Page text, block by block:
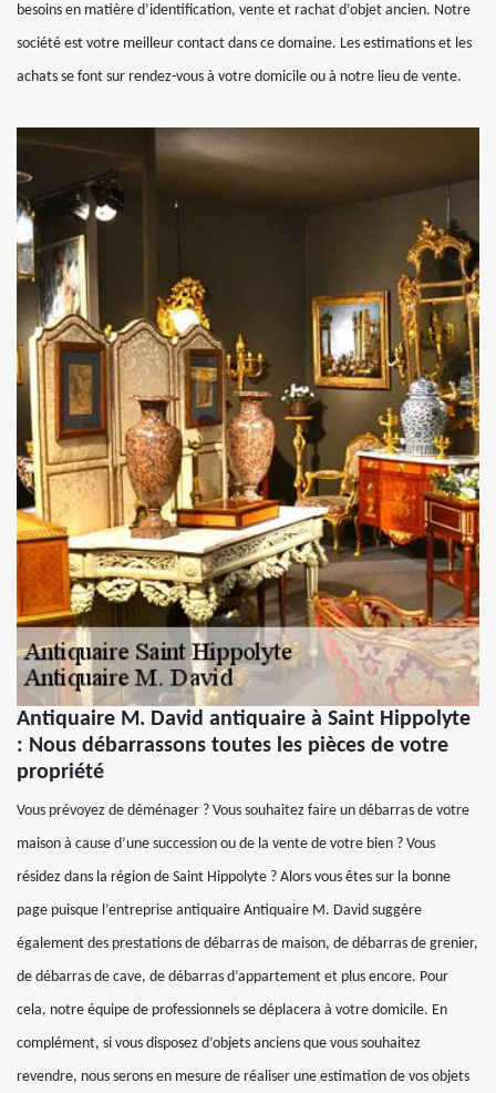
besoins en matière d’identification, vente et rachat d’objet ancien. Notre
société est votre meilleur contact dans ce domaine. Les estimations et les
achats se font sur rendez-vous à votre domicile ou à notre lieu de vente.
Antiquaire M. David antiquaire à Saint Hippolyte
: Nous débarrassons toutes les pièces de votre
propriété
Vous prévoyez de déménager ? Vous souhaitez faire un débarras de votre
maison à cause d’une succession ou de la vente de votre bien ? Vous
résidez dans la région de Saint Hippolyte ? Alors vous êtes sur la bonne
page puisque l’entreprise antiquaire Antiquaire M. David suggère
également des prestations de débarras de maison, de débarras de grenier,
de débarras de cave, de débarras d’appartement et plus encore. Pour
cela, notre équipe de professionnels se déplacera à votre domicile. En
complément, si vous disposez d’objets anciens que vous souhaitez
revendre, nous serons en mesure de réaliser une estimation de vos objets